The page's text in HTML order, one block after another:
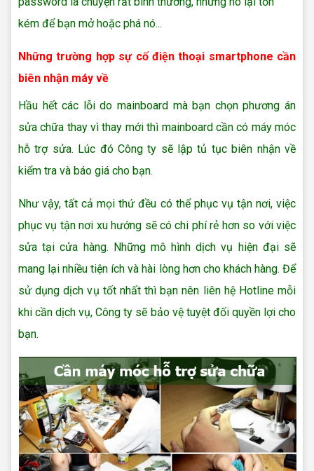
kém để bạn mở hoặc phá nó...
Những trường hợp sự cố điện thoại smartphone cần
biên nhận máy về
Hầu hết các lỗi do mainboard mà bạn chọn phương án
sửa chữa thay vì thay mới thì mainboard cần có máy móc
hỗ trợ sửa. Lúc đó Công ty sẽ lập tủ tục biên nhận về
kiểm tra và báo giá cho bạn.
Như vậy, tất cả mọi thứ đều có thể phục vụ tận nơi, việc
phục vụ tận nơi xu hướng sẽ có chi phí rẻ hơn so với việc
sửa tại cửa hàng. Những mô hình dịch vụ hiện đại sẽ
mang lại nhiều tiện ích và hài lòng hơn cho khách hàng. Để
sử dụng dịch vụ tốt nhất thì bạn nên liên hệ Hotline mỗi
khi cần dịch vụ, Công ty sẽ bảo vệ tuyệt đối quyền lợi cho
bạn.